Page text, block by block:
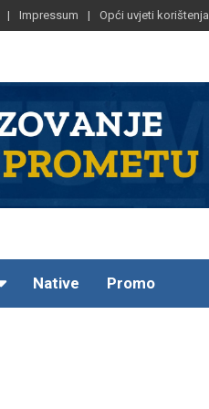
Impressum Opći uvjeti korištenja
Native Promo